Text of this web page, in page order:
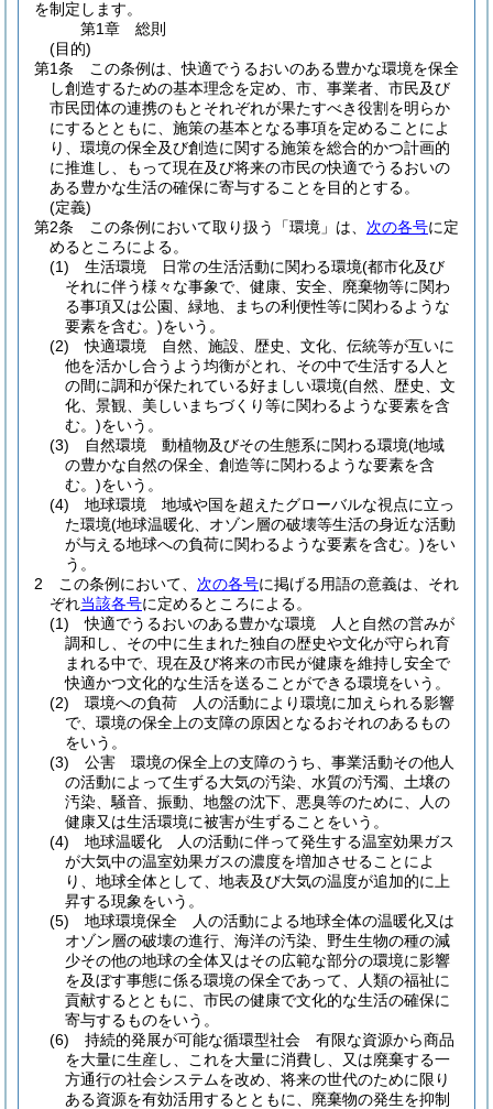
を制定します。
第1章
総則
(目的)
第1条
この条例は、快適でうるおいのある豊かな環境を保全
し創造するための基本理念を定め、市、事業者、市民及び
市民団体の連携のもとそれぞれが果たすべき役割を明らか
にするとともに、施策の基本となる事項を定めることによ
り、環境の保全及び創造に関する施策を総合的かつ計画的
に推進し、もって現在及び将来の市民の快適でうるおいの
ある豊かな生活の確保に寄与することを目的とする。
(定義)
第2条
この条例において取り扱う「環境」は、 次の各号に定
めるところによる。
(1)
生活環境 日常の生活活動に関わる環境(都市化及び
それに伴う様々な事象で、健康、安全、廃棄物等に関わ
る事項又は公園、緑地、まちの利便性等に関わるような
要素を含む。)をいう。
(2)
快適環境 自然、施設、歴史、文化、伝統等が互いに
他を活かし合うよう均衡がとれ、その中で生活する人と
の間に調和が保たれている好ましい環境(自然、歴史、文
化、景観、美しいまちづくり等に関わるような要素を含
む。)をいう。
(3)
自然環境 動植物及びその生態系に関わる環境(地域
の豊かな自然の保全、創造等に関わるような要素を含
む。)をいう。
(4)
地球環境 地域や国を超えたグローバルな視点に立っ
た環境(地球温暖化、オゾン層の破壊等生活の身近な活動
が与える地球への負荷に関わるような要素を含む。)をい
う。
2
この条例において、 次の各号に掲げる用語の意義は、それ
ぞれ当該各号に定めるところによる。
(1)
快適でうるおいのある豊かな環境 人と自然の営みが
調和し、その中に生まれた独自の歴史や文化が守られ育
まれる中で、現在及び将来の市民が健康を維持し安全で
快適かつ文化的な生活を送ることができる環境をいう。
(2)
環境への負荷 人の活動により環境に加えられる影響
で、環境の保全上の支障の原因となるおそれのあるもの
をいう。
(3)
公害 環境の保全上の支障のうち、事業活動その他人
の活動によって生ずる大気の汚染、水質の汚濁、土壌の
汚染、騒音、振動、地盤の沈下、悪臭等のために、人の
健康又は生活環境に被害が生ずることをいう。
(4)
地球温暖化 人の活動に伴って発生する温室効果ガス
が大気中の温室効果ガスの濃度を増加させることによ
り、地球全体として、地表及び大気の温度が追加的に上
昇する現象をいう。
(5)
地球環境保全 人の活動による地球全体の温暖化又は
オゾン層の破壊の進行、海洋の汚染、野生生物の種の減
少その他の地球の全体又はその広範な部分の環境に影響
を及ぼす事態に係る環境の保全であって、人類の福祉に
貢献するとともに、市民の健康で文化的な生活の確保に
寄与するものをいう。
(6)
持続的発展が可能な循環型社会 有限な資源から商品
を大量に生産し、これを大量に消費し、又は廃棄する一
方通行の社会システムを改め、将来の世代のために限り
ある資源を有効活用するとともに、廃棄物の発生を抑制